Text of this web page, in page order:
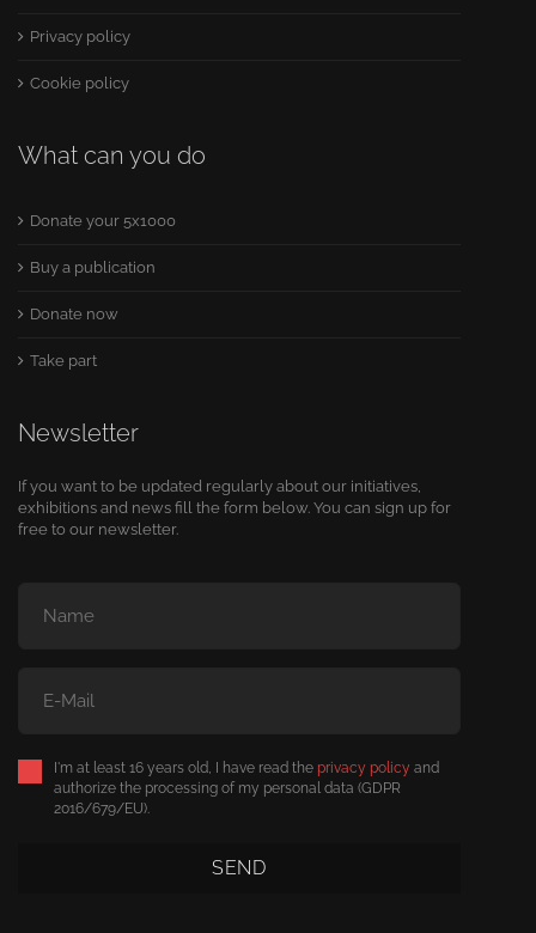
Privacy policy
Cookie policy
What can you do
Donate your 5x1000
Buy a publication
Donate now
Take part
Newsletter
If you want to be updated regularly about our initiatives,
exhibitions and news fill the form below. You can sign up for
free to our newsletter.
I'm at least 16 years old, I have read the privacy policy and
authorize the processing of my personal data (GDPR
2016/679/EU).